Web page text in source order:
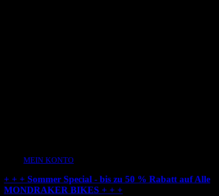
MEIN KONTO
+ + + Sommer Special - bis zu 50 % Rabatt auf Alle
MONDRAKER BIKES + + +